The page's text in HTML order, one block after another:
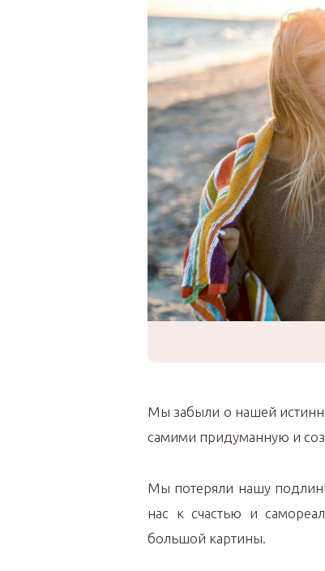
Мы забыли о нашей
самими придуманную и
Мы потеряли нашу
нас к счастью и
большой картины.